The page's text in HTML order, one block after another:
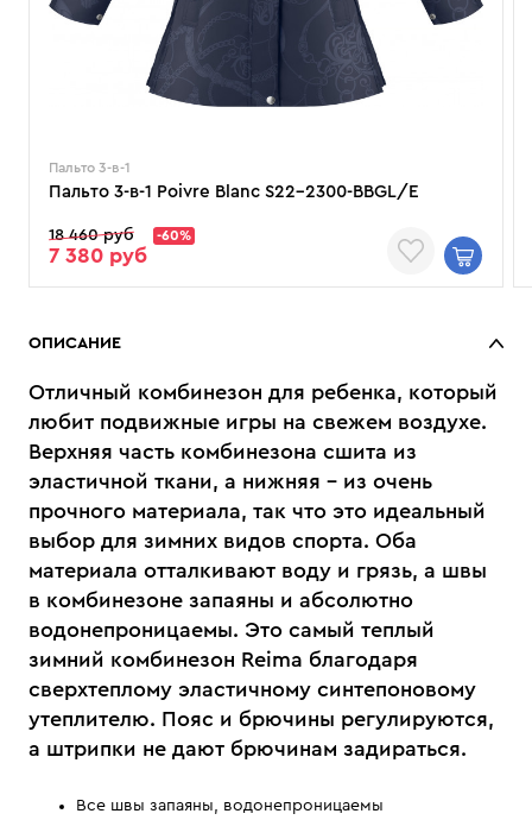
Пальто 3-в-1
Пальто 3-в-1 Poivre Blanc S22-2300-BBGL/E
18 460 руб -60%
7 380 руб
ОПИСАНИЕ
Отличный комбинезон для ребенка, который
любит подвижные игры на свежем воздухе.
Верхняя часть комбинезона сшита из
эластичной ткани, а нижняя – из очень
прочного материала, так что это идеальный
выбор для зимних видов спорта. Оба
материала отталкивают воду и грязь, а швы
в комбинезоне запаяны и абсолютно
водонепроницаемы. Это самый теплый
зимний комбинезон Reima благодаря
сверхтеплому эластичному синтепоновому
утеплителю. Пояс и брючины регулируются,
а штрипки не дают брючинам задираться.
Все швы запаяны, водонепроницаемы